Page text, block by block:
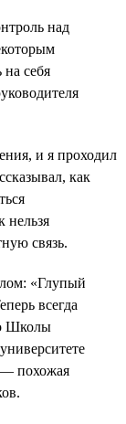
над
себя
и я проходил
как
нельзя
связь.
«Глупый
всегда
Школы
— похожая